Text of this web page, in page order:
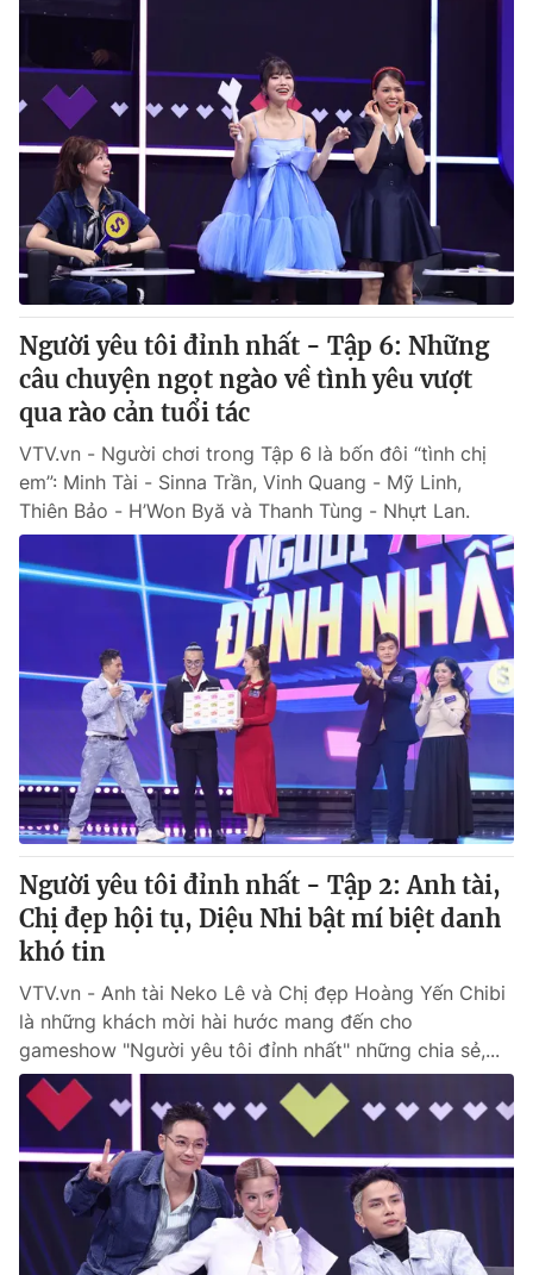
THỜI BÁO VTV
Theo dõi báo trên
Cơ quan chủ quản:Đài Truyền hình Việt Nam
Cơ quan báo chí:
Thời báo VTV
Giấy phép hoạt động báo in và báo điện tử số 483/GP-BTTTT
cấp ngày 29/12/2023
Tổng Biên tập: Vũ Thanh Thủy
Phó Tổng Biên tập:Nguyễn Thị Mỹ Hạnh, Phạm Quốc Thắng,
Nguyễn Trọng Ninh
Tổng đài VTV:024.38 355 931 - 024.38 355 932
Ðiện thoại Thời báo VTV: 024.66 897 897
toasoan@vtv.vn
Liên hệ quảng cáo:024-7300.7108
® Cấm sao chép dưới mọi hình thức nếu không có sự chấp
thuận bằng văn bản. Ghi rõ nguồn VTV.vn khi phát hành lại
thông tin từ website này.
Người yêu tôi đỉnh nhất - Tập 6: Những
câu chuyện ngọt ngào về tình yêu vượt
qua rào cản tuổi tác
VTV.vn - Người chơi trong Tập 6 là bốn đôi “tình chị
em”: Minh Tài - Sinna Trần, Vinh Quang - Mỹ Linh,
Thiên Bảo - H’Won Byă và Thanh Tùng - Nhựt Lan.
Người yêu tôi đỉnh nhất - Tập 2: Anh tài,
Chị đẹp hội tụ, Diệu Nhi bật mí biệt danh
khó tin
VTV.vn - Anh tài Neko Lê và Chị đẹp Hoàng Yến Chibi
là những khách mời hài hước mang đến cho
gameshow "Người yêu tôi đỉnh nhất" những chia sẻ,...